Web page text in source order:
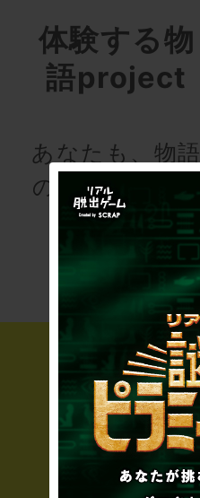
体験する物
語project
あなたも、物語
の登場人物にな
りませんか